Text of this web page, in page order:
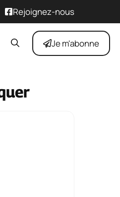
Rejoignez-nous
Je m'abonne